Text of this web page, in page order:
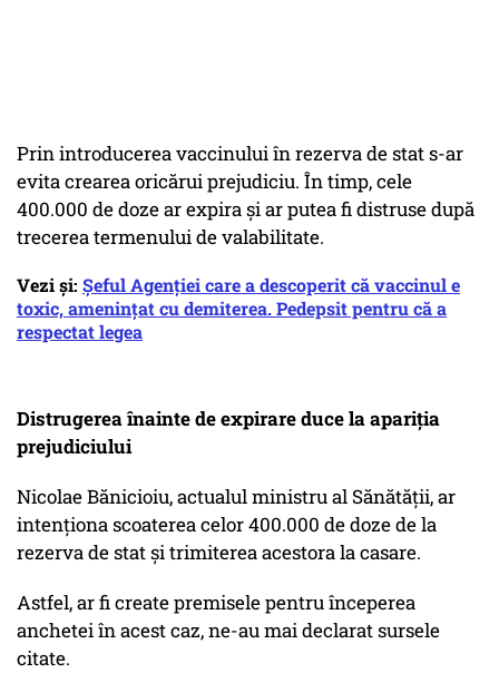
Prin introducerea vaccinului în rezerva de stat s-ar
evita crearea oricărui prejudiciu. În timp, cele
400.000 de doze ar expira și ar putea fi distruse după
trecerea termenului de valabilitate.
Vezi și: Șeful Agenției care a descoperit că vaccinul e
toxic, amenințat cu demiterea. Pedepsit pentru că a
respectat legea
Distrugerea înainte de expirare duce la apariția
prejudiciului
Nicolae Bănicioiu, actualul ministru al Sănătății, ar
intenționa scoaterea celor 400.000 de doze de la
rezerva de stat și trimiterea acestora la casare.
Astfel, ar fi create premisele pentru începerea
anchetei în acest caz, ne-au mai declarat sursele
citate.